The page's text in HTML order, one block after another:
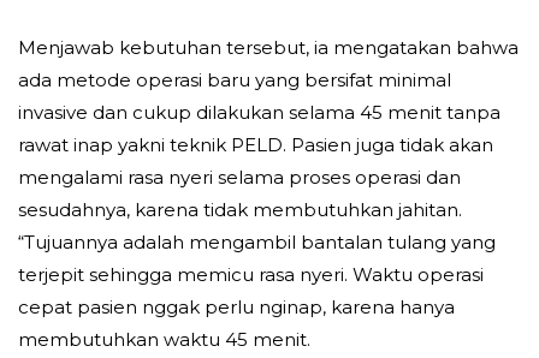
Menjawab kebutuhan tersebut, ia mengatakan bahwa
ada metode operasi baru yang bersifat minimal
invasive dan cukup dilakukan selama 45 menit tanpa
rawat inap yakni teknik PELD. Pasien juga tidak akan
mengalami rasa nyeri selama proses operasi dan
sesudahnya, karena tidak membutuhkan jahitan.
“Tujuannya adalah mengambil bantalan tulang yang
terjepit sehingga memicu rasa nyeri. Waktu operasi
cepat pasien nggak perlu nginap, karena hanya
membutuhkan waktu 45 menit.